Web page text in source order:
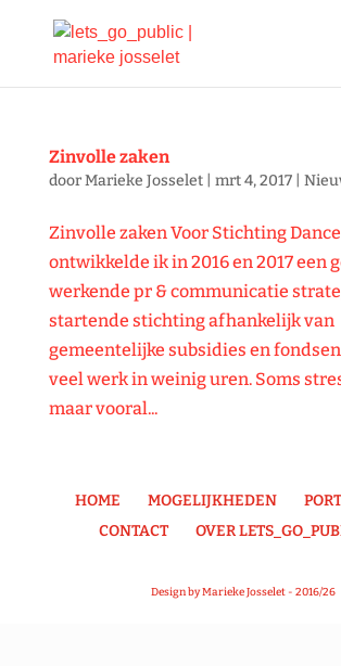
Zinvolle zaken
doorMarieke Josselet| mrt 4, 2017|
Zinvolle zaken Voor Stichting
ontwikkelde ik in 2016 en 2017 een
werkende pr & communicatie
startende stichting afhankelijk van
gemeentelijke subsidies en
veel werk in weinig uren. Soms
maar vooral...
HOME MOGELIJKHEDEN
CONTACT
OVER
Design by Marieke Josselet - 2016/26